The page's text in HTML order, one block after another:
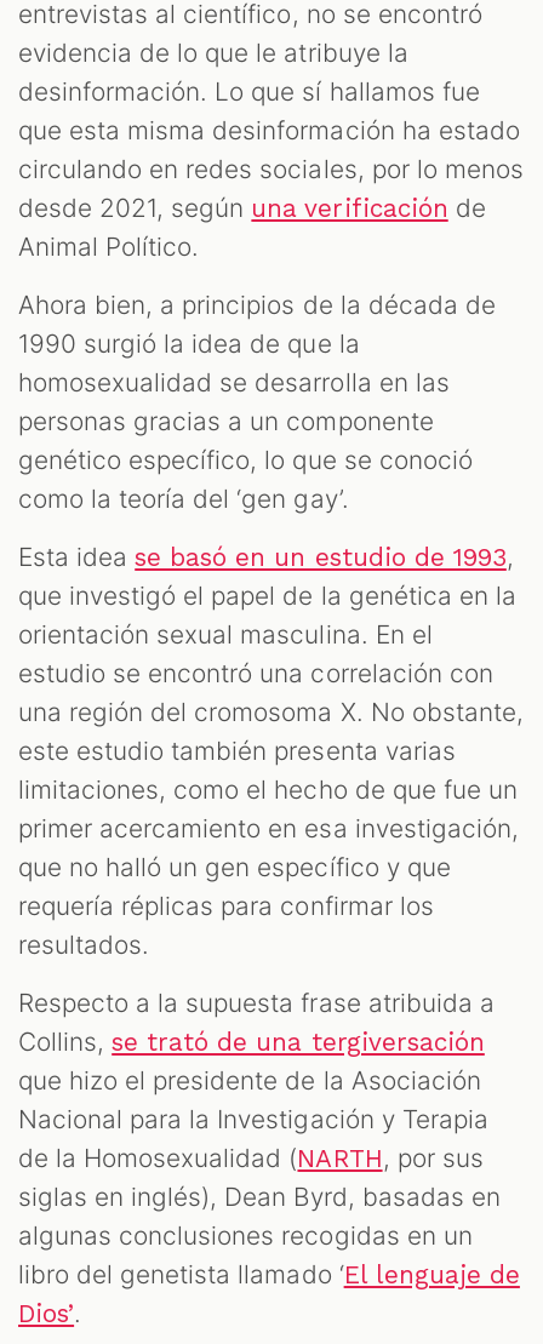
entrevistas al científico, no se encontró
evidencia de lo que le atribuye la
desinformación. Lo que sí hallamos fue
que esta misma desinformación ha estado
circulando en redes sociales, por lo menos
desde 2021, según una verificación de
Animal Político.
Ahora bien, a principios de la década de
1990 surgió la idea de que la
homosexualidad se desarrolla en las
personas gracias a un componente
genético específico, lo que se conoció
como la teoría del ‘gen gay’.
Esta idease basó en un estudio de 1993,
que investigó el papel de la genética en la
orientación sexual masculina. En el
estudio se encontró una correlación con
una región del cromosoma X. No obstante,
este estudio también presenta varias
limitaciones, como el hecho de que fue un
primer acercamiento en esa investigación,
que no halló un gen específico y que
requería réplicas para confirmar los
resultados.
Respecto a la supuesta frase atribuida a
Collins,se trató de una tergiversación
que hizo el presidente de la Asociación
Nacional para la Investigación y Terapia
de la Homosexualidad (NARTH, por sus
siglas en inglés), Dean Byrd, basadas en
algunas conclusiones recogidas en un
libro del genetista llamado ‘El lenguaje de
Dios’.